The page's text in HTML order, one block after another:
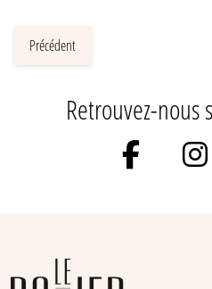
Précédent
Retrouvez-nous